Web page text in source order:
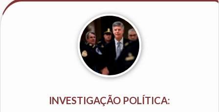
INVESTIGAÇÃO POLÍTICA: